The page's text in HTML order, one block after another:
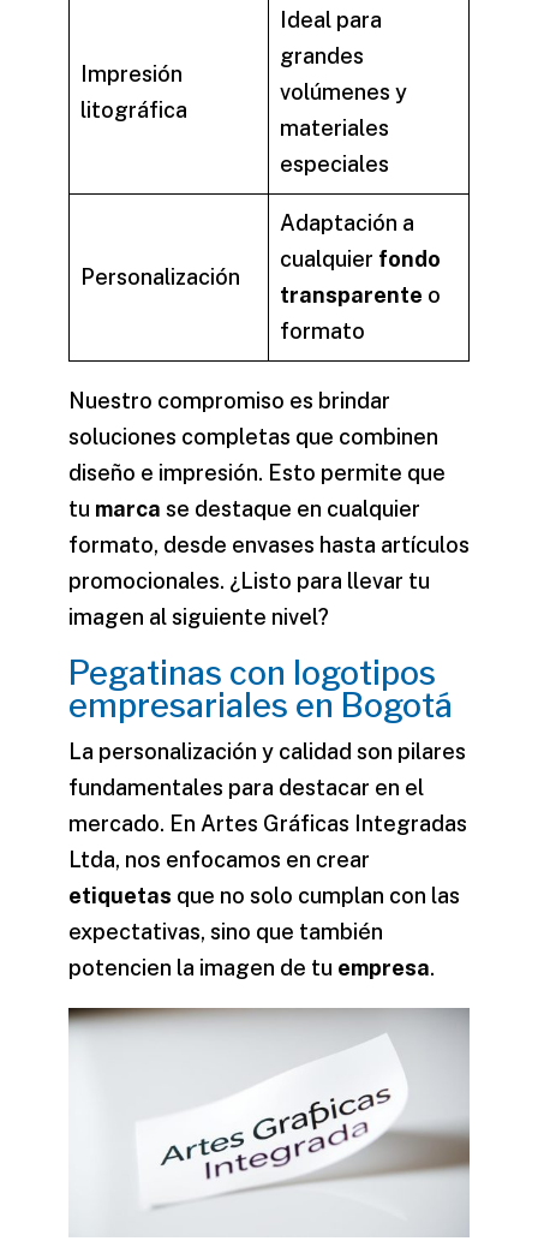
Impresión
litográfica
Ideal para
grandes
volúmenes y
materiales
especiales
Personalización
Adaptación a
cualquier fondo
transparente o
formato
Nuestro compromiso es brindar
soluciones completas que combinen
diseño e impresión. Esto permite que
tu marca se destaque en cualquier
formato, desde envases hasta artículos
promocionales. ¿Listo para llevar tu
imagen al siguiente nivel?
Pegatinas con logotipos
empresariales en Bogotá
La personalización y calidad son pilares
fundamentales para destacar en el
mercado. En Artes Gráficas Integradas
Ltda, nos enfocamos en crear
etiquetas que no solo cumplan con las
expectativas, sino que también
potencien la imagen de tu empresa.